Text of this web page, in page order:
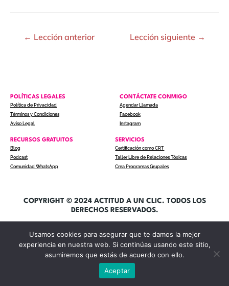
← Lección anterior Lección siguiente →
POLÍTICAS LEGALES
Política de Privacidad
Términos y Condiciones
Aviso Legal
CONTÁCTATE CONMIGO
Agendar Llamada
Facebook
Instagram
RECURSOS GRATUITOS
Blog
Podcast
Comunidad WhatsApp
SERVICIOS
Certificación como CRT
Taller Libre de Relaciones Tóxicas
Crea Programas Grupales
COPYRIGHT © 2024 ACTITUD A UN CLIC. TODOS LOS
DERECHOS RESERVADOS.
Usamos cookies para asegurar que te damos la mejor
experiencia en nuestra web. Si continúas usando este sitio,
asumiremos que estás de acuerdo con ello.
Aceptar